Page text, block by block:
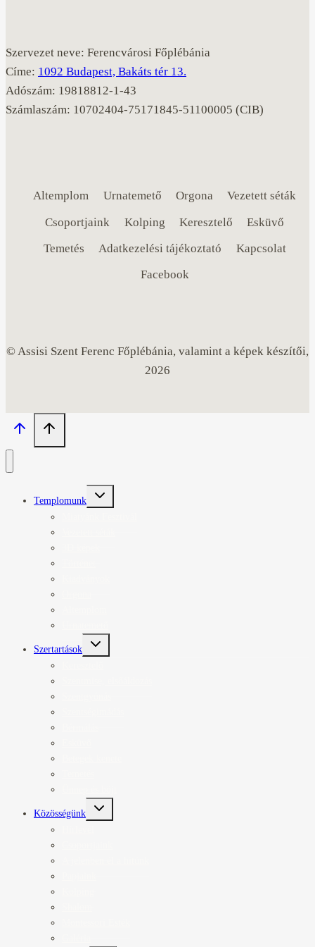
Szervezet neve: Ferencvárosi Főplébánia
Címe: 1092 Budapest, Bakáts tér 13.
Adószám: 19818812-1-43
Számlaszám: 10702404-75171845-51100005 (CIB)
Altemplom Urnatemető Orgona
Vezetett séták
Csoportjaink
Kolping Keresztelő
Esküvő
Temetés
Adatkezelési tájékoztató
Kapcsolat
Facebook
© Assisi Szent Ferenc Főplébánia, valamint a képek készítői,
2026
Templomunk
Toggle
child
Szertartások
Toggle
child
Közösségünk
Toggle
child